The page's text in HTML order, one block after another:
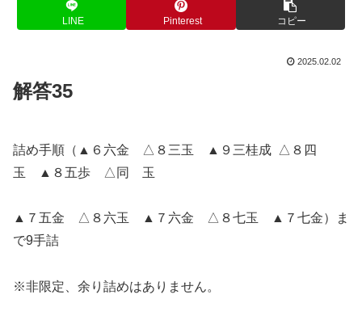
LINE Pinterest コピー
2025.02.02
解答35
詰め手順（▲６六金 △８三玉 ▲９三桂成 △８四
玉 ▲８五歩 △同 玉
▲７五金 △８六玉 ▲７六金 △８七玉 ▲７七金）ま
で9手詰
※非限定、余り詰めはありません。